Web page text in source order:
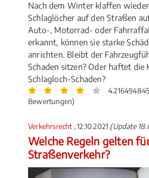
Nach dem Winter klaffen
Schlaglöcher auf den Straßen
Auto-, Motorrad- oder
erkannt, können sie starke
anrichten. Bleibt der
Schaden sitzen? Oder haftet die
Schlagloch-Schaden?
Bewertungen)
Verkehrsrecht , 12.10.2021 (Update
Welche Regeln gelten
Straßenverkehr?